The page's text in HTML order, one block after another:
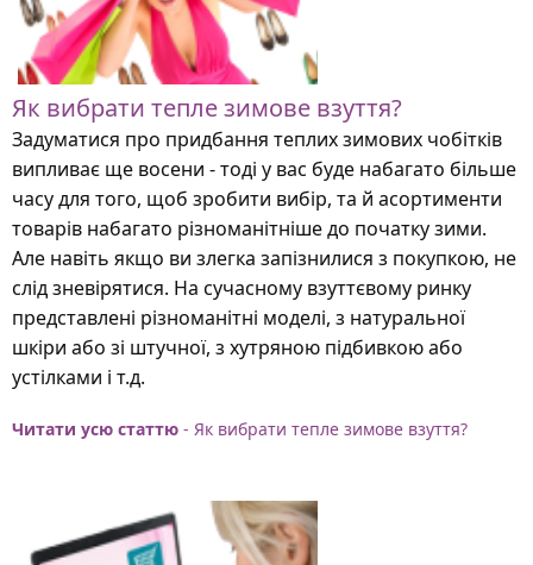
Як вибрати тепле зимове взуття?
Задуматися про придбання теплих зимових чобітків
випливає ще восени - тоді у вас буде набагато більше
часу для того, щоб зробити вибір, та й асортименти
товарів набагато різноманітніше до початку зими.
Але навіть якщо ви злегка запізнилися з покупкою, не
слід зневірятися. На сучасному взуттєвому ринку
представлені різноманітні моделі, з натуральної
шкіри або зі штучної, з хутряною підбивкою або
устілками і т.д.
Читати усю статтю - Як вибрати тепле зимове взуття?